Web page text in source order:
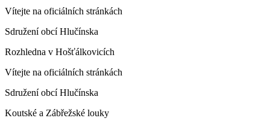
Vítejte na oficiálních stránkách
Sdružení obcí Hlučínska
Rozhledna v Hošťálkovicích
Vítejte na oficiálních stránkách
Sdružení obcí Hlučínska
Koutské a Zábřežské louky